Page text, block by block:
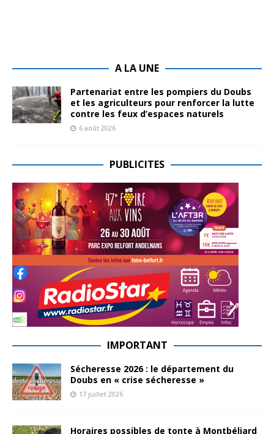
A LA UNE
Partenariat entre les pompiers du Doubs
et les agriculteurs pour renforcer la lutte
contre les feux d’espaces naturels
6 août 2026
PUBLICITES
IMPORTANT
Sécheresse 2026 : le département du
Doubs en « crise sécheresse »
17 juillet 2026
Horaires possibles de tonte à Montbéliard